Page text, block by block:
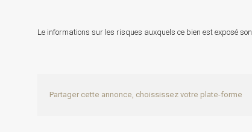
Le informations sur les risques auxquels ce bien est exposé
Partager cette annonce, choississez votre plate-forme